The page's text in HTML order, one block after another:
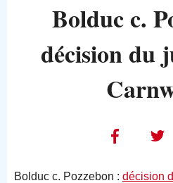
Bolduc c.
décision du
Bolduc c. Pozzebon : décision